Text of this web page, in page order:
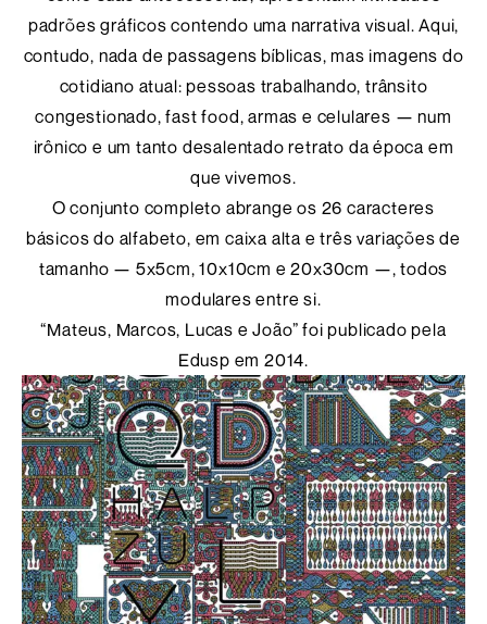
padrões gráficos contendo uma narrativa visual. Aqui,
contudo, nada de passagens bíblicas, mas imagens do
cotidiano atual: pessoas trabalhando, trânsito
congestionado, fast food, armas e celulares — num
irônico e um tanto desalentado retrato da época em
que vivemos.
O conjunto completo abrange os 26 caracteres
básicos do alfabeto, em caixa alta e três variações de
tamanho — 5x5cm, 10x10cm e 20x30cm —, todos
modulares entre si.
“Mateus, Marcos, Lucas e João” foi publicado pela
Edusp em 2014.